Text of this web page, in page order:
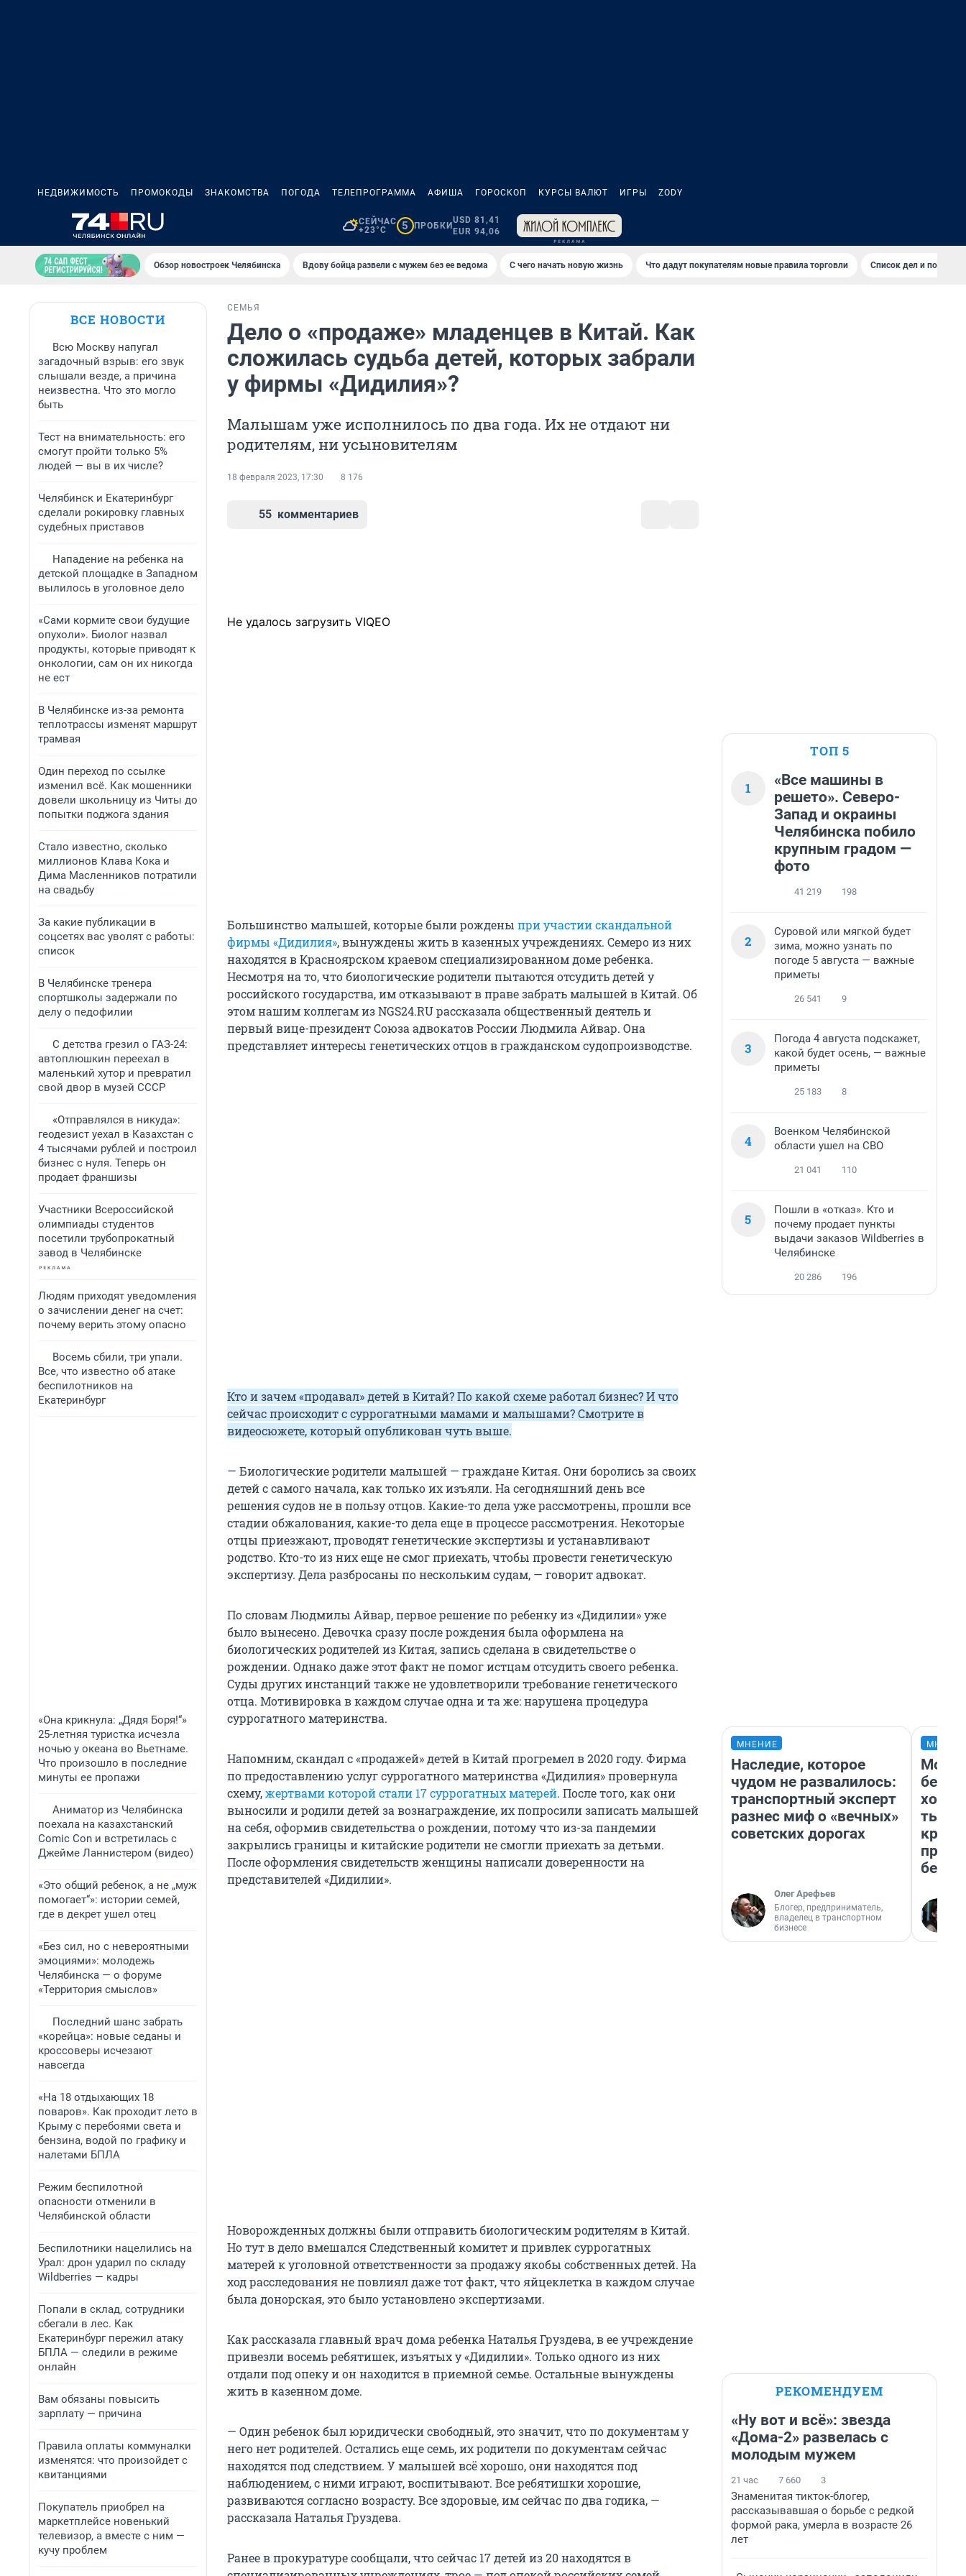
НЕДВИЖИМОСТЬ ПРОМОКОДЫ ЗНАКОМСТВА ПОГОДА ТЕЛЕПРОГРАММА АФИША ГОРОСКОП КУРСЫ ВАЛЮТ ИГРЫ ZODY
СЕЙЧАС
+23°C
5 ПРОБКИ
USD 81,41
EUR 94,06
Обзор новостроек Челябинска Вдову бойца развели с мужем без ее ведома С чего начать новую жизнь Что дадут покупателям новые правила торговли Список дел и покупок
ВСЕ НОВОСТИ
Всю Москву напугал
загадочный взрыв: его звук
слышали везде, а причина
неизвестна. Что это могло
быть
Тест на внимательность: его
смогут пройти только 5%
людей — вы в их числе?
Челябинск и Екатеринбург
сделали рокировку главных
судебных приставов
Нападение на ребенка на
детской площадке в Западном
вылилось в уголовное дело
«Сами кормите свои будущие
опухоли». Биолог назвал
продукты, которые приводят к
онкологии, сам он их никогда
не ест
В Челябинске из-за ремонта
теплотрассы изменят маршрут
трамвая
Один переход по ссылке
изменил всё. Как мошенники
довели школьницу из Читы до
попытки поджога здания
Стало известно, сколько
миллионов Клава Кока и
Дима Масленников потратили
на свадьбу
За какие публикации в
соцсетях вас уволят с работы:
список
В Челябинске тренера
спортшколы задержали по
делу о педофилии
С детства грезил о ГАЗ-24:
автоплюшкин переехал в
маленький хутор и превратил
свой двор в музей СССР
«Отправлялся в никуда»:
геодезист уехал в Казахстан с
4 тысячами рублей и построил
бизнес с нуля. Теперь он
продает франшизы
Участники Всероссийской
олимпиады студентов
посетили трубопрокатный
завод в Челябинске
Людям приходят уведомления
о зачислении денег на счет:
почему верить этому опасно
Восемь сбили, три упали.
Все, что известно об атаке
беспилотников на
Екатеринбург
«Она крикнула: „Дядя Боря!“»
25-летняя туристка исчезла
ночью у океана во Вьетнаме.
Что произошло в последние
минуты ее пропажи
Аниматор из Челябинска
поехала на казахстанский
Comic Con и встретилась с
Джейме Ланнистером (видео)
«Это общий ребенок, а не „муж
помогает“»: истории семей,
где в декрет ушел отец
«Без сил, но с невероятными
эмоциями»: молодежь
Челябинска — о форуме
«Территория смыслов»
Последний шанс забрать
«корейца»: новые седаны и
кроссоверы исчезают
навсегда
«На 18 отдыхающих 18
поваров». Как проходит лето в
Крыму с перебоями света и
бензина, водой по графику и
налетами БПЛА
Режим беспилотной
опасности отменили в
Челябинской области
Беспилотники нацелились на
Урал: дрон ударил по складу
Wildberries — кадры
Попали в склад, сотрудники
сбегали в лес. Как
Екатеринбург пережил атаку
БПЛА — следили в режиме
онлайн
Вам обязаны повысить
зарплату — причина
Правила оплаты коммуналки
изменятся: что произойдет с
квитанциями
Покупатель приобрел на
маркетплейсе новенький
телевизор, а вместе с ним —
кучу проблем
СЕМЬЯ
Дело о «продаже» младенцев в Китай. Как
сложилась судьба детей, которых забрали
у фирмы «Дидилия»?
Малышам уже исполнилось по два года. Их не отдают ни
родителям, ни усыновителям
18 февраля 2023, 17:30 8 176
55 комментариев
Не удалось загрузить VIQEO
Большинство малышей, которые были рождены при участии скандальной
фирмы «Дидилия», вынуждены жить в казенных учреждениях. Семеро из них
находятся в Красноярском краевом специализированном доме ребенка.
Несмотря на то, что биологические родители пытаются отсудить детей у
российского государства, им отказывают в праве забрать малышей в Китай. Об
этом нашим коллегам из NGS24.RU рассказала общественный деятель и
первый вице-президент Союза адвокатов России Людмила Айвар. Она
представляет интересы генетических отцов в гражданском судопроизводстве.
Кто и зачем «продавал» детей в Китай? По какой схеме работал бизнес? И что
сейчас происходит с суррогатными мамами и малышами? Смотрите в
видеосюжете, который опубликован чуть выше.
— Биологические родители малышей — граждане Китая. Они боролись за своих
детей с самого начала, как только их изъяли. На сегодняшний день все
решения судов не в пользу отцов. Какие-то дела уже рассмотрены, прошли все
стадии обжалования, какие-то дела еще в процессе рассмотрения. Некоторые
отцы приезжают, проводят генетические экспертизы и устанавливают
родство. Кто-то из них еще не смог приехать, чтобы провести генетическую
экспертизу. Дела разбросаны по нескольким судам, — говорит адвокат.
По словам Людмилы Айвар, первое решение по ребенку из «Дидилии» уже
было вынесено. Девочка сразу после рождения была оформлена на
биологических родителей из Китая, запись сделана в свидетельстве о
рождении. Однако даже этот факт не помог истцам отсудить своего ребенка.
Суды других инстанций также не удовлетворили требование генетического
отца. Мотивировка в каждом случае одна и та же: нарушена процедура
суррогатного материнства.
Напомним, скандал с «продажей» детей в Китай прогремел в 2020 году. Фирма
по предоставлению услуг суррогатного материнства «Дидилия» провернула
схему,жертвами которой стали 17 суррогатных матерей. После того, как они
выносили и родили детей за вознаграждение, их попросили записать малышей
на себя, оформив свидетельства о рождении, потому что из-за пандемии
закрылись границы и китайские родители не смогли приехать за детьми.
После оформления свидетельств женщины написали доверенности на
представителей «Дидилии».
Новорожденных должны были отправить биологическим родителям в Китай.
Но тут в дело вмешался Следственный комитет и привлек суррогатных
матерей к уголовной ответственности за продажу якобы собственных детей. На
ход расследования не повлиял даже тот факт, что яйцеклетка в каждом случае
была донорская, это было установлено экспертизами.
Как рассказала главный врач дома ребенка Наталья Груздева, в ее учреждение
привезли восемь ребятишек, изъятых у «Дидилии». Только одного из них
отдали под опеку и он находится в приемной семье. Остальные вынуждены
жить в казенном доме.
— Один ребенок был юридически свободный, это значит, что по документам у
него нет родителей. Остались еще семь, их родители по документам сейчас
находятся под следствием. У малышей всё хорошо, они находятся под
наблюдением, с ними играют, воспитывают. Все ребятишки хорошие,
развиваются согласно возрасту. Все здоровые, им сейчас по два годика, —
рассказала Наталья Груздева.
Ранее в прокуратуре сообщали, что сейчас 17 детей из 20 находятся в
ТОП 5
1
«Все машины в
решето». Северо-
Запад и окраины
Челябинска побило
крупным градом —
фото
41 219 198
2
Суровой или мягкой будет
зима, можно узнать по
погоде 5 августа — важные
приметы
26 541 9
3
Погода 4 августа подскажет,
какой будет осень, — важные
приметы
25 183 8
4
Военком Челябинской
области ушел на СВО
21 041 110
5
Пошли в «отказ». Кто и
почему продает пункты
выдачи заказов Wildberries в
Челябинске
20 286 196
МНЕНИЕ
Наследие, которое
чудом не развалилось:
транспортный эксперт
разнес миф о «вечных»
советских дорогах
Олег Арефьев
Блогер, предприниматель,
владелец в транспортном
бизнесе
Мой
РЕКОМЕНДУЕМ
«Ну вот и всё»: звезда
«Дома-2» развелась с
молодым мужем
21 час 7 660 3
Знаменитая тикток-блогер,
рассказывавшая о борьбе с редкой
формой рака, умерла в возрасте 26
лет